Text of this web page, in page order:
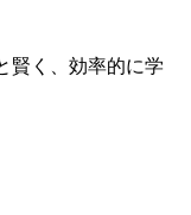
賢く、効率的に学